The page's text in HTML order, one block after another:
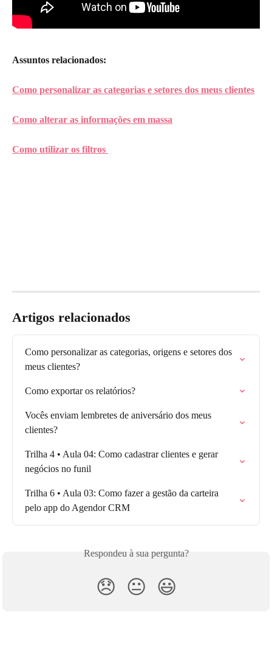
Assuntos relacionados:
Como personalizar as categorias e setores dos meus clientes
Como alterar as informações em massa
Como utilizar os filtros
Artigos relacionados
Como personalizar as categorias, origens e setores dos
meus clientes?
Como exportar os relatórios?
Vocês enviam lembretes de aniversário dos meus
clientes?
Trilha 4 • Aula 04: Como cadastrar clientes e gerar
negócios no funil
Trilha 6 • Aula 03: Como fazer a gestão da carteira
pelo app do Agendor CRM
Respondeu à sua pergunta?
😞 😐 😃